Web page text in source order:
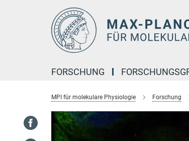
FORSCHUNG
MPI für molekulare Physiologie Forschung